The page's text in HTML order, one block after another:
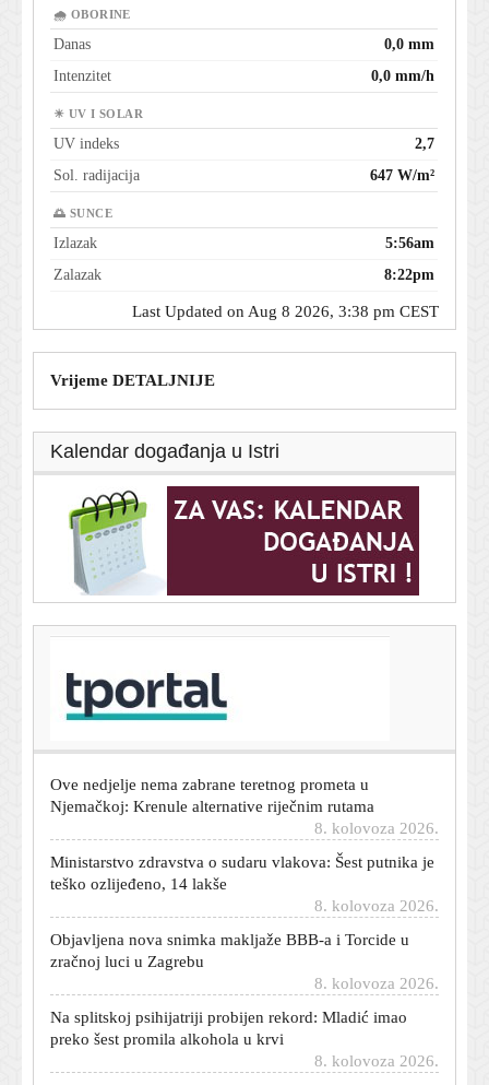
🌧 OBORINE
Danas
0,0 mm
Intenzitet
0,0 mm/h
☀ UV I SOLAR
UV indeks
2,7
Sol. radijacija
647 W/m²
🌅 SUNCE
Izlazak
5:56am
Zalazak
8:22pm
Last Updated on Aug 8 2026, 3:38 pm CEST
Vrijeme DETALJNIJE
Kalendar događanja u Istri
Obilježena predaja kordunskog korpusa: 'Sjećanje čuvati
bez mržnje, ali s ponosom'
Njemačkoj: Krenule alternative riječnim rutama
8. kolovoza 2026.
Ministarstvo zdravstva o sudaru vlakova: Šest putnika je
teško ozlijeđeno, 14 lakše
Objavljena nova snimka makljaže BBB-a i Torcide u
zračnoj luci u Zagrebu
Na splitskoj psihijatriji probijen rekord: Mladić imao
preko šest promila alkohola u krvi
DiCaprio i Bezos udružili snage: Izdvajaju 200 milijuna